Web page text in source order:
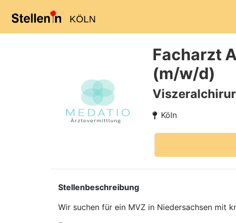
KÖLN
Facharzt
(m/w/d)
Köln
Stellenbeschreibung
Wir suchen für ein MVZ in Niedersachsen mit